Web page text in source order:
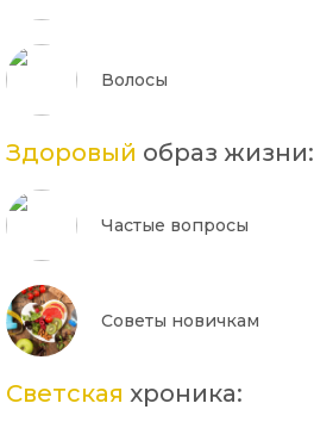
Волосы
Здоровый образ жизни:
Частые вопросы
Советы новичкам
Светская хроника: